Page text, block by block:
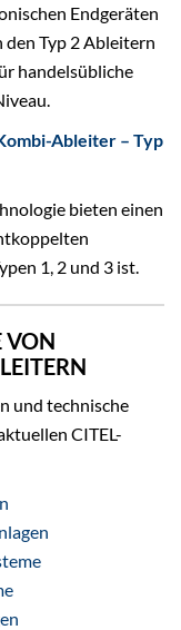
Endgeräten
den Typ 2 Ableitern
handelsübliche
Ableiter – Typ
bieten einen
1, 2 und 3 ist.
VON
und technische
CITEL-